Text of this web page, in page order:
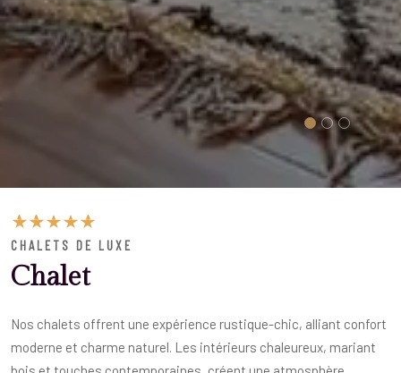
CHALETS DE LUXE
Chalet
Nos chalets offrent une expérience rustique-chic, alliant confort
moderne et charme naturel. Les intérieurs chaleureux, mariant